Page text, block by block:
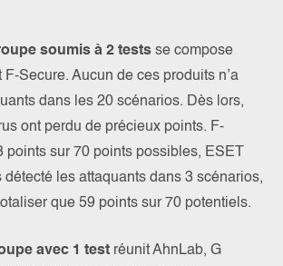
soumis à 2 tests se compose
F-Secure. Aucun de ces produits n’a
dans les 20 scénarios. Dès lors,
ont perdu de précieux points. F-
points sur 70 points possibles, ESET
détecté les attaquants dans 3 scénarios,
que 59 points sur 70 potentiels.
avec 1 test réunit AhnLab, G